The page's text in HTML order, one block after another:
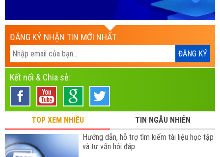
ĐĂNG KÝ NHẬN TIN MỚI NHẤT
Kết nối & Chia sẻ:
TOP XEM NHIỀU
TIN NGẪU NHIÊN
Hướng dẫn, hỗ trợ tìm kiếm tài liệu học tập
và tư vấn hỏi đáp